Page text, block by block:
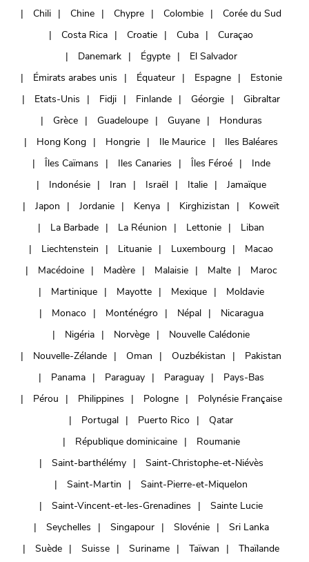
Chili
Chine Chypre Colombie
Corée du Sud
Costa Rica
Croatie Cuba
Curaçao
Danemark
Égypte
El Salvador
Émirats arabes unis
Équateur Espagne
Estonie
Etats-Unis
Fidji Finlande Géorgie
Gibraltar
Grèce
Guadeloupe Guyane
Honduras
Hong Kong
Hongrie Ile Maurice
Iles Baléares
Îles Caïmans
Iles Canaries Îles Féroé
Inde
Indonésie
Iran Israël Italie
Jamaïque
Japon
Jordanie Kenya Kirghizistan
Koweït
La Barbade
La Réunion Lettonie
Liban
Liechtenstein
Lituanie Luxembourg
Macao
Macédoine
Madère Malaisie Malte
Maroc
Martinique
Mayotte Mexique
Moldavie
Monaco
Monténégro Népal
Nicaragua
Nigéria
Norvège
Nouvelle Calédonie
Nouvelle-Zélande
Oman Ouzbékistan
Pakistan
Panama
Paraguay Paraguay
Pays-Bas
Pérou
Philippines Pologne
Polynésie Française
Portugal
Puerto Rico
Qatar
République dominicaine
Roumanie
Saint-barthélémy
Saint-Christophe-et-Niévès
Saint-Martin
Saint-Pierre-et-Miquelon
Saint-Vincent-et-les-Grenadines
Sainte Lucie
Seychelles
Singapour Slovénie
Sri Lanka
Suède
Suisse Suriname Taïwan Thaïlande